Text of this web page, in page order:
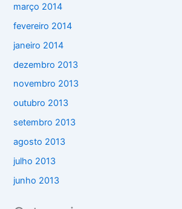
março 2014
fevereiro 2014
janeiro 2014
dezembro 2013
novembro 2013
outubro 2013
setembro 2013
agosto 2013
julho 2013
junho 2013